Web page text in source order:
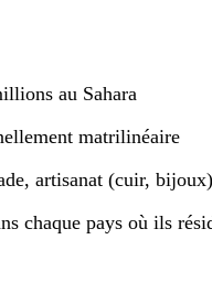
au Sahara
matrilinéaire
artisanat (cuir,
chaque pays où ils